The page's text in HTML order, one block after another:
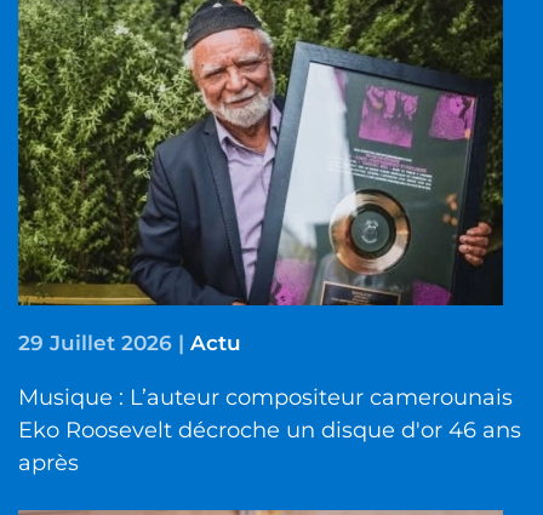
29 Juillet 2026 | Actu
Musique : L’auteur compositeur camerounais
Eko Roosevelt décroche un disque d'or 46 ans
après